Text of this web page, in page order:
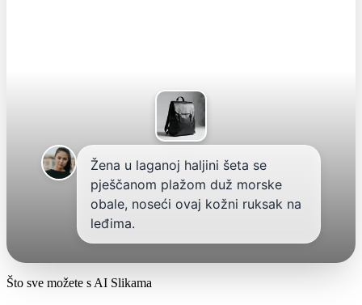
Žena u laganoj haljini šeta se
pješčanom plažom duž morske
obale, noseći ovaj kožni ruksak na
leđima.
Što sve možete s AI Slikama